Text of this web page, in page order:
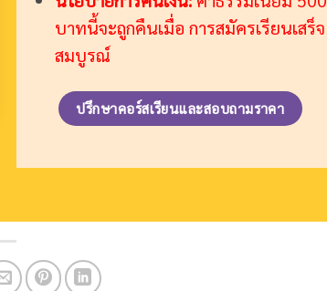
บาทนี้จะถูกคืนเมื่อ การสมัครเรียนเสร็จ
สมบูรณ์
ปรึกษาคอร์สเรียนและสอบถามราคา